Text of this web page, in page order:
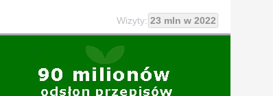
Wizyty: 23 mln w 2022